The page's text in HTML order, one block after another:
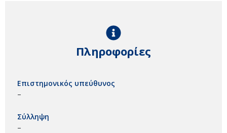
Πληροφορίες
Επιστημονικός υπεύθυνος
–
Σύλληψη
–